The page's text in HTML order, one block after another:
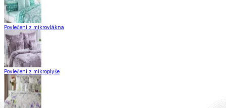
Povlečení z mikrovlákna
Povlečení z mikroplyše